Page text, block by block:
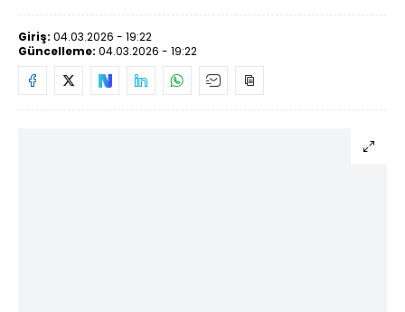
Giriş: 04.03.2026 - 19:22
Güncelleme: 04.03.2026 - 19:22